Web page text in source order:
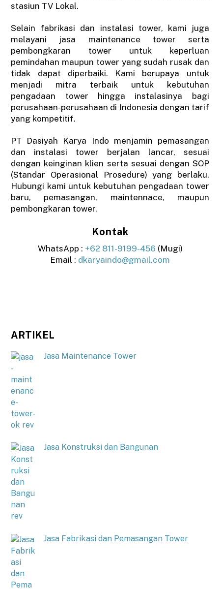
stasiun TV Lokal.
Selain fabrikasi dan instalasi tower, kami juga
melayani jasa maintenance tower serta
pembongkaran tower untuk keperluan
pemindahan maupun tower yang sudah rusak dan
tidak dapat diperbaiki. Kami berupaya untuk
menjadi mitra terbaik untuk kebutuhan
pengadaan tower hingga instalasinya bagi
perusahaan-perusahaan di Indonesia dengan tarif
yang kompetitif.
PT Dasiyah Karya Indo menjamin pemasangan
dan instalasi tower berjalan lancar, sesuai
dengan keinginan klien serta sesuai dengan SOP
(Standar Operasional Prosedure) yang berlaku.
Hubungi kami untuk kebutuhan pengadaan tower
baru, pemasangan, maintennace, maupun
pembongkaran tower.
Kontak
WhatsApp : +62 811-9199-456 (Mugi)
Email : dkaryaindo@gmail.com
ARTIKEL
Jasa Maintenance Tower
Jasa Konstruksi dan Bangunan
Jasa Fabrikasi dan Pemasangan Tower